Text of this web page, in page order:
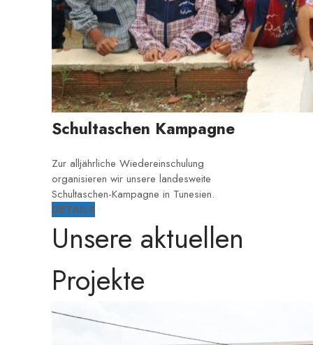
Schultaschen Kampagne
Zur alljährliche Wiedereinschulung
organisieren wir unsere landesweite
Schultaschen-Kampagne in Tunesien.
DETAILS
Unsere aktuellen
Projekte